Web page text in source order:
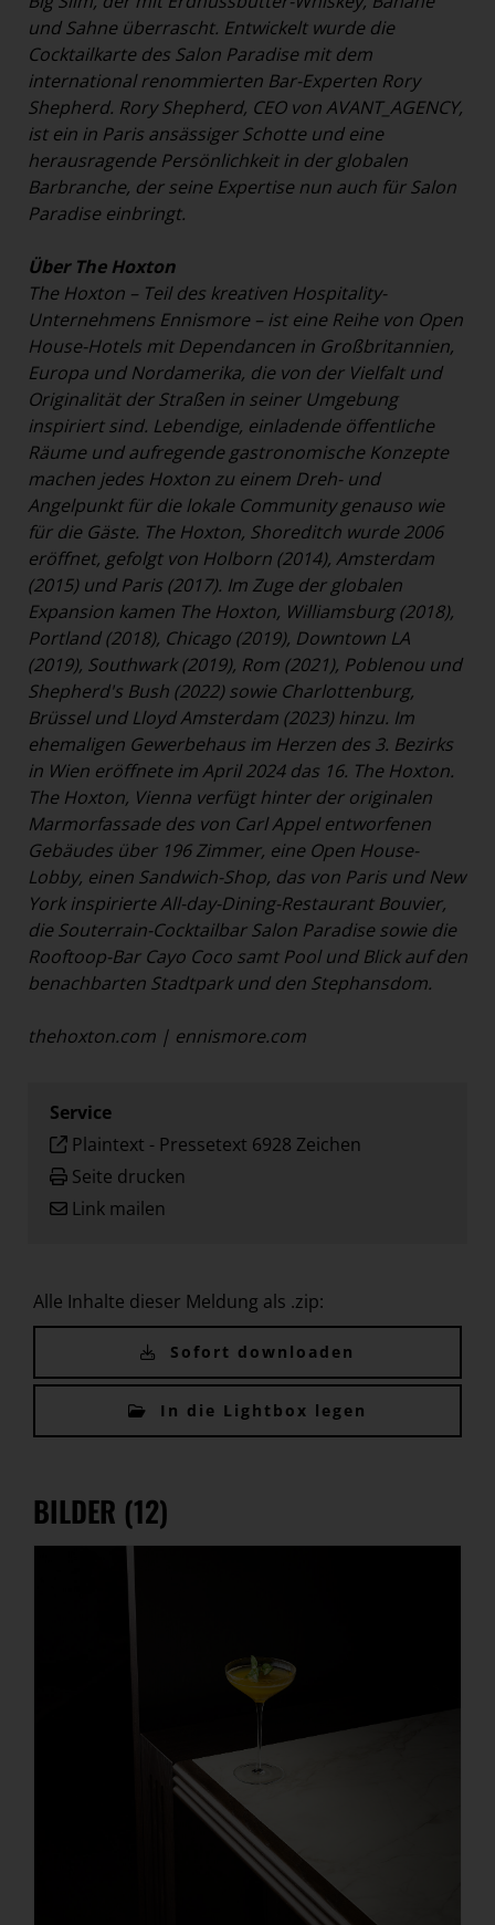
und Sahne überrascht. Entwickelt wurde die
Cocktailkarte des Salon Paradise mit dem
international renommierten Bar-Experten Rory
Shepherd. Rory Shepherd, CEO von AVANT_AGENCY,
ist ein in Paris ansässiger Schotte und eine
herausragende Persönlichkeit in der globalen
Barbranche, der seine Expertise nun auch für Salon
Paradise einbringt.
Über The Hoxton
The Hoxton – Teil des kreativen Hospitality-
Unternehmens Ennismore – ist eine Reihe von Open
House-Hotels mit Dependancen in Großbritannien,
Europa und Nordamerika, die von der Vielfalt und
Originalität der Straßen in seiner Umgebung
inspiriert sind. Lebendige, einladende öffentliche
Räume und aufregende gastronomische Konzepte
machen jedes Hoxton zu einem Dreh- und
Angelpunkt für die lokale Community genauso wie
für die Gäste. The Hoxton, Shoreditch wurde 2006
eröffnet, gefolgt von Holborn (2014), Amsterdam
(2015) und Paris (2017). Im Zuge der globalen
Expansion kamen The Hoxton, Williamsburg (2018),
Portland (2018), Chicago (2019), Downtown LA
(2019), Southwark (2019), Rom (2021), Poblenou und
Shepherd's Bush (2022) sowie Charlottenburg,
Brüssel und Lloyd Amsterdam (2023) hinzu. Im
ehemaligen Gewerbehaus im Herzen des 3. Bezirks
in Wien eröffnete im April 2024 das 16. The Hoxton.
The Hoxton, Vienna verfügt hinter der originalen
Marmorfassade des von Carl Appel entworfenen
Gebäudes über 196 Zimmer, eine Open House-
Lobby, einen Sandwich-Shop, das von Paris und New
York inspirierte All-day-Dining-Restaurant Bouvier,
die Souterrain-Cocktailbar Salon Paradise sowie die
Rooftoop-Bar Cayo Coco samt Pool und Blick auf den
benachbarten Stadtpark und den Stephansdom.
thehoxton.com | ennismore.com
Service
Plaintext - Pressetext 6928 Zeichen
Seite drucken
Link mailen
Alle Inhalte dieser Meldung als .zip:
Sofort downloaden
In die Lightbox legen
BILDER (12)